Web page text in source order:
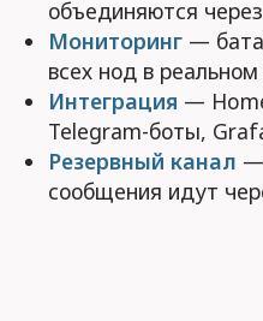
объединяются
Мониторинг —
всех нод в
Интеграция —
Telegram-боты,
Резервный канал —
сообщения идут